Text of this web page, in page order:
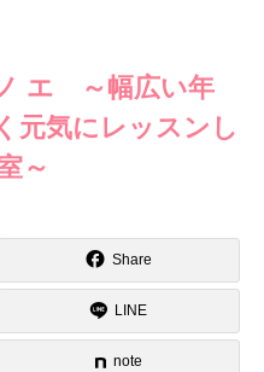
エ ～幅広い年
元気にレッスンし
～
Share
LINE
note